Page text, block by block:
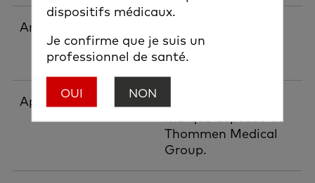
dispositifs médicaux.
Je confirme que je suis un
professionnel de santé.
OUI NON
Ankylos®
marque déposée de
Dentsply Group.
Apliquiq®
marque déposée de
Thommen Medical
Group.